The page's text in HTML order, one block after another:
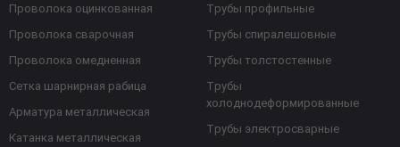
Проволока оцинкованная
Проволока сварочная
Проволока омедненная
Сетка шарнирная рабица
Арматура металлическая
Катанка металлическая
Трубы профильные
Трубы спиралешовные
Трубы толстостенные
Трубы
холоднодеформированные
Трубы электросварные